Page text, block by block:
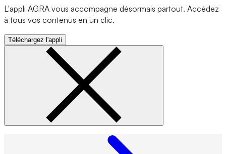
L'appli AGRA vous accompagne désormais partout. Accédez
à tous vos contenus en un clic.
Téléchargez l'appli